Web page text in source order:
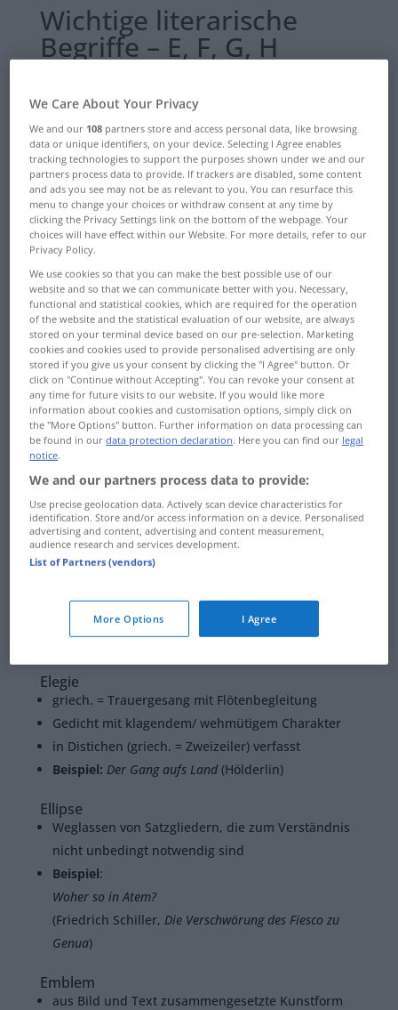
Wichtige literarische
Begriffe – E, F, G, H
Edition
lat. editio= Herausgabe
Ausgabe eines literarischen, wissenschaftlichen
oder musikalischen Werkes
Herausgabe eines Textes, besonders für einen
solchen, für den verschiedene Fassungen
vorliegen
Eingangsreim
Reim der Anfangswörter aufeinanderfolgender
Verse
Beispiel:
, das grünt und falbt geschwind
(Georg Philipp Harsdörffer,
Das Leben des
Menschen)
Elegie
griech. = Trauergesang mit Flötenbegleitung
Gedicht mit klagendem/ wehmütigem Charakter
in Distichen (griech. = Zweizeiler) verfasst
Beispiel: Der Gang aufs Land(Hölderlin)
Ellipse
Weglassen von Satzgliedern, die zum Verständnis
nicht unbedingt notwendig sind
Beispiel:
Woher so in Atem?
(Friedrich Schiller, Die Verschwörung des Fiesco zu
Genua)
Emblem
aus Bild und Text zusammengesetzte Kunstform
We Care About Your Privacy
We and our 108 partners store and access personal data, like browsing
data or unique identifiers, on your device. Selecting I Agree enables
tracking technologies to support the purposes shown under we and our
partners process data to provide. If trackers are disabled, some content
and ads you see may not be as relevant to you. You can resurface this
menu to change your choices or withdraw consent at any time by
clicking the Privacy Settings link on the bottom of the webpage. Your
choices will have effect within our Website. For more details, refer to our
Privacy Policy.
We use cookies so that you can make the best possible use of our
website and so that we can communicate better with you. Necessary,
functional and statistical cookies, which are required for the operation
of the website and the statistical evaluation of our website, are always
stored on your terminal device based on our pre-selection. Marketing
cookies and cookies used to provide personalised advertising are only
stored if you give us your consent by clicking the "I Agree" button. Or
click on "Continue without Accepting". You can revoke your consent at
any time for future visits to our website. If you would like more
information about cookies and customisation options, simply click on
the "More Options" button. Further information on data processing can
be found in ourdata protection declaration. Here you can find our legal
notice.
We and our partners process data to provide:
Use precise geolocation data. Actively scan device characteristics for
identification. Store and/or access information on a device. Personalised
advertising and content, advertising and content measurement,
audience research and services development.
List of Partners (vendors)
More Options I Agree